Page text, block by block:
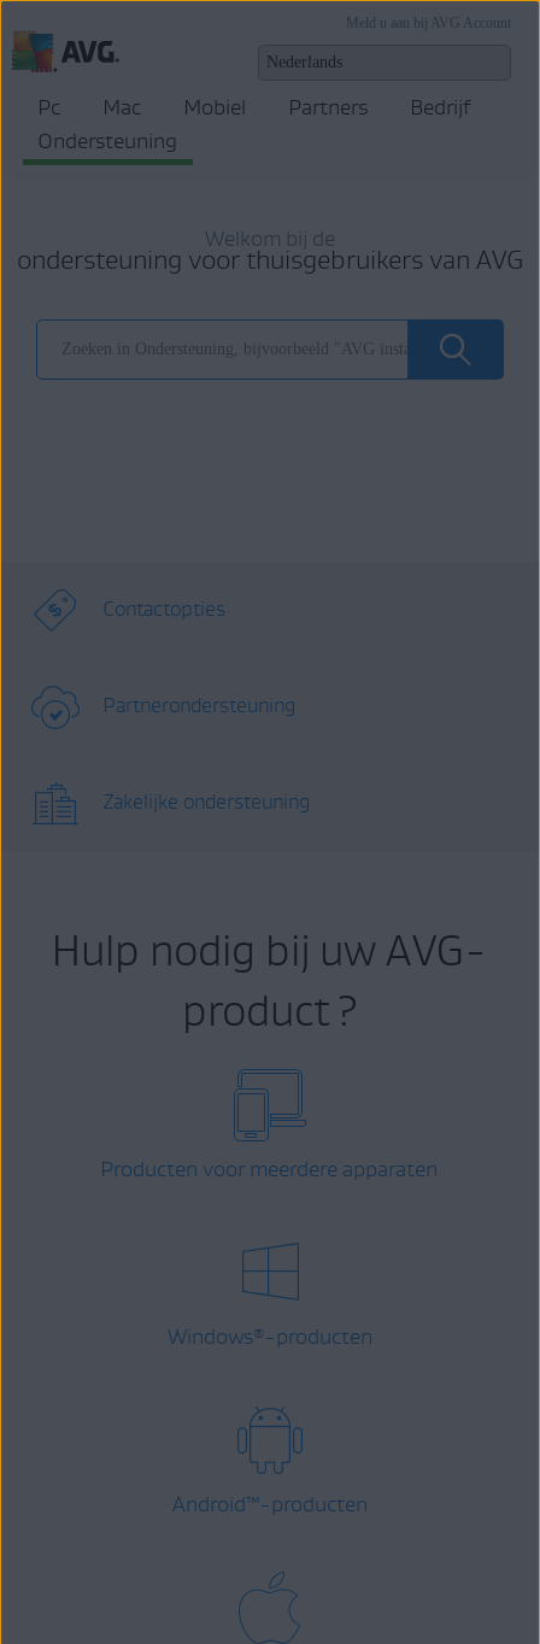
Meld u aan bij AVG Account
Pc Mac Mobiel Partners
Bedrijf
Ondersteuning
Welkom bij de
ondersteuning voor thuisgebruikers van AVG
Contactopties
Partnerondersteuning
Zakelijke ondersteuning
Hulp nodig bij uw AVG-
product ?
Producten voor meerdere apparaten
Windows® -producten
Android™-producten